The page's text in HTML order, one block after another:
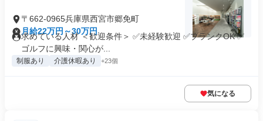
〒662-0965兵庫県西宮市郷免町
月給22万円～30万円
求めている人材 ＜歓迎条件＞ ✅未経験歓迎 ✅ブランクOK ✅
ゴルフに興味・関心が...
制服あり 介護休暇あり +23個
気になる